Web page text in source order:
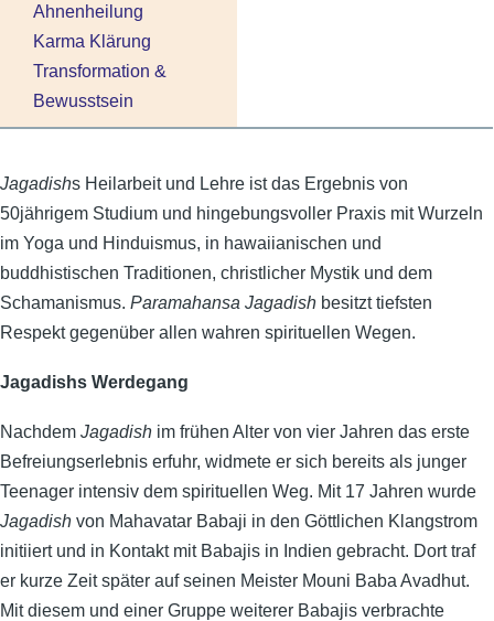
Ahnenheilung
Karma Klärung
Transformation &
Bewusstsein
Jagadishs Heilarbeit und Lehre ist das Ergebnis von
50jährigem Studium und hingebungsvoller Praxis mit Wurzeln
im Yoga und Hinduismus, in hawaiianischen und
buddhistischen Traditionen, christlicher Mystik und dem
Schamanismus. Paramahansa Jagadish besitzt tiefsten
Respekt gegenüber allen wahren spirituellen Wegen.
Jagadishs Werdegang
Nachdem Jagadish im frühen Alter von vier Jahren das erste
Befreiungserlebnis erfuhr, widmete er sich bereits als junger
Teenager intensiv dem spirituellen Weg. Mit 17 Jahren wurde
Jagadish von Mahavatar Babaji in den Göttlichen Klangstrom
initiiert und in Kontakt mit Babajis in Indien gebracht. Dort traf
er kurze Zeit später auf seinen Meister Mouni Baba Avadhut.
Mit diesem und einer Gruppe weiterer Babajis verbrachte